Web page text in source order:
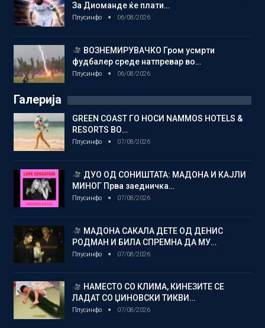
За Диоманде ќе плати…
Плусинфо 06/08/2026
ВОЗНЕМИРУВАЧКО Гром усмрти
фудбалер среде натпревар во…
Плусинфо 06/08/2026
Галерија
GREEN COAST ГО НОСИ NAMMOS HOTELS &
RESORTS ВО…
Плусинфо 07/08/2026
ДУО ОД СОНИШТАТА: МАДОНА И КАЈЛИ
МИНОГ Прва заедничка…
Плусинфо 07/08/2026
МАДОНА САКАЛА ДЕТЕ ОД ДЕНИС
РОДМАН И БИЛА СПРЕМНА ДА МУ…
Плусинфо 07/08/2026
НАМЕСТО СО КЛИМА, КИНЕЗИТЕ СЕ
ЛАДАТ СО ЏИНОВСКИ ТИКВИ…
Плусинфо 07/08/2026